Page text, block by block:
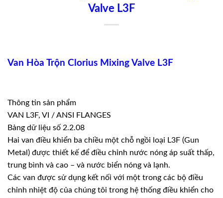
Valve L3F
Van Hòa Trộn Clorius Mixing Valve L3F
Thông tin sản phẩm
VAN L3F, VI / ANSI FLANGES
Bảng dữ liệu số 2.2.08
Hai van điều khiển ba chiều một chỗ ngồi loại L3F (Gun
Metal) được thiết kế để điều chỉnh nước nóng áp suất thấp,
trung bình và cao – và nước biển nóng và lạnh.
Các van được sử dụng kết nối với một trong các bộ điều
chỉnh nhiệt độ của chúng tôi trong hệ thống điều khiển cho